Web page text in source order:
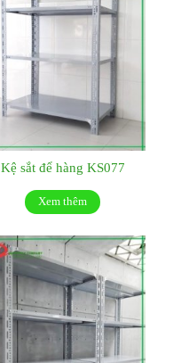
Kệ sắt để hàng KS077
Xem thêm